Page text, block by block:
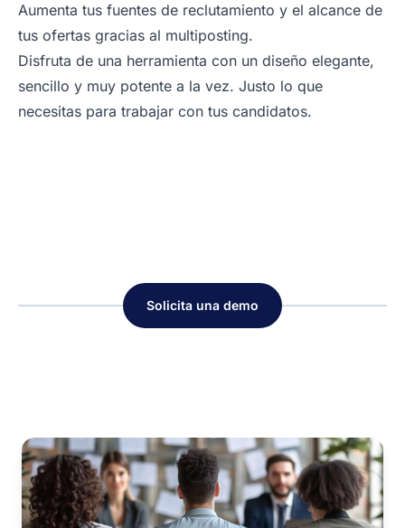
Aumenta tus fuentes de reclutamiento y el alcance de
tus ofertas gracias al multiposting.
Disfruta de una herramienta con un diseño elegante,
sencillo y muy potente a la vez. Justo lo que
necesitas para trabajar con tus candidatos.
Solicita una demo